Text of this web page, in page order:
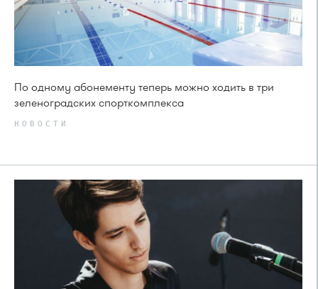
По одному абонементу теперь можно ходить в три
зеленоградских спорткомплекса
НОВОСТИ